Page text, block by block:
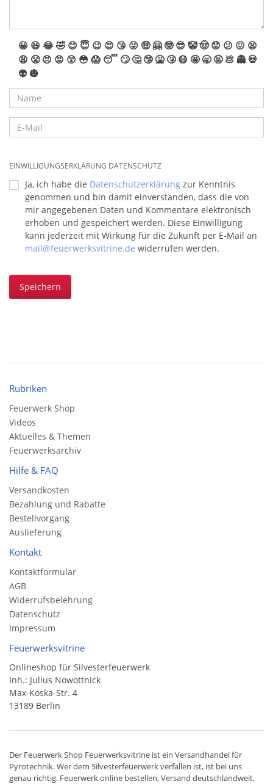
😀 😆 😂🤣 😊 😇 😉 😍 😘 😜 🤑 🤗 🤓 😎 🤡🤠 😟 😕 😖 😫
😩 😤 😠 😡 😲 😳 😱 😴 🙄 🤔 🤥 🤮 🤧 😷 🤩 🥱 🤬 💩 👻 💀
👽 🎃
EINWILLIGUNGSERKLÄRUNG DATENSCHUTZ
Ja, ich habe die Datenschutzerklärung zur Kenntnis
genommen und bin damit einverstanden, dass die von
mir angegebenen Daten und Kommentare elektronisch
erhoben und gespeichert werden. Diese Einwilligung
kann jederzeit mit Wirkung für die Zukunft per E-Mail an
mail@feuerwerksvitrine.de widerrufen werden.
Speichern
Rubriken
Feuerwerk Shop
Videos
Aktuelles & Themen
Feuerwerksarchiv
Hilfe & FAQ
Versandkosten
Bezahlung und Rabatte
Bestellvorgang
Auslieferung
Kontakt
Kontaktformular
AGB
Widerrufsbelehrung
Datenschutz
Impressum
Feuerwerksvitrine
Onlineshop für Silvesterfeuerwerk
Inh.: Julius Nowottnick
Max-Koska-Str. 4
13189 Berlin
Der Feuerwerk Shop Feuerwerksvitrine ist ein Versandhandelfür
Pyrotechnik. Wer dem Silvesterfeuerwerk verfallen ist, ist bei uns
genau richtig. Feuerwerk online bestellen,Versand deutschlandweit,